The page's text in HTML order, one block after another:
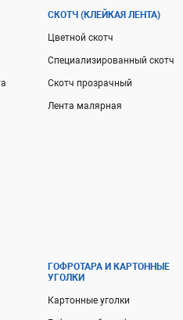
СКОТЧ (КЛЕЙКАЯ ЛЕНТА)
Цветной скотч
Специализированный скотч
Скотч прозрачный
Лента малярная
ГОФРОТАРА И КАРТОННЫЕ
УГОЛКИ
Картонные уголки